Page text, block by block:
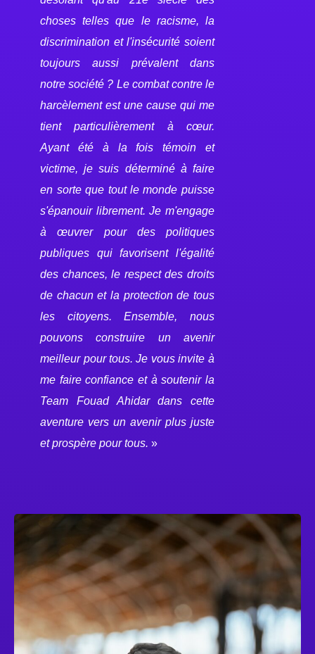
choses telles que le racisme, la
discrimination et l'insécurité soient
toujours aussi prévalent dans
notre société ? Le combat contre le
harcèlement est une cause qui me
tient particulièrement à cœur.
Ayant été à la fois témoin et
victime, je suis déterminé à faire
en sorte que tout le monde puisse
s'épanouir librement. Je m'engage
à œuvrer pour des politiques
publiques qui favorisent l'égalité
des chances, le respect des droits
de chacun et la protection de tous
les citoyens. Ensemble, nous
pouvons construire un avenir
meilleur pour tous. Je vous invite à
me faire confiance et à soutenir la
Team Fouad Ahidar dans cette
aventure vers un avenir plus juste
et prospère pour tous. »